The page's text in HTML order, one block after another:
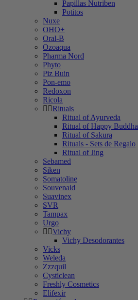
Papillas Nutriben
Potitos
Nuxe
OHO+
Oral-B
Ozoaqua
Pharma Nord
Phyto
Piz Buin
Pon-emo
Redoxon
Ricola
Rituals
Ritual of Ayurveda
Ritual of Happy Buddha
Ritual of Sakura
Rituals - Sets de Regalo
Ritual of Jing
Sebamed
Siken
Somatoline
Souvenaid
Suavinex
SVR
Tampax
Urgo
Vichy
Vichy Desodorantes
Vicks
Weleda
Zzzquil
Cysticlean
Freshly Cosmetics
Elifexir